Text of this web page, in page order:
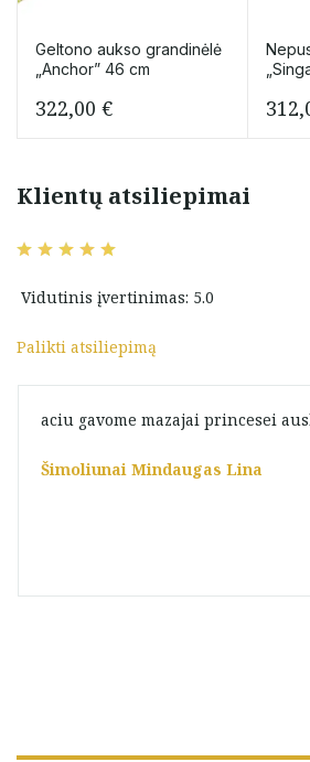
Geltono aukso grandinėlė
„Anchor” 46 cm
322,00 €
Klientų atsiliepimai
Vidutinis įvertinimas: 5.0
Palikti atsiliepimą
aciu gavome mazajai princesei
Šimoliunai Mindaugas Lina